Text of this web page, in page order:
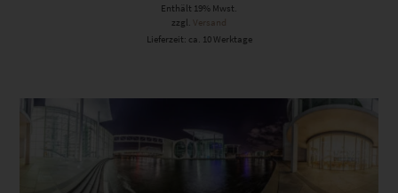
Enthält 19% Mwst.
zzgl. Versand
Lieferzeit: ca. 10 Werktage
Dieses Produkt weist mehrere Varianten auf. Die Optionen können auf der Produktseite gewählt werden